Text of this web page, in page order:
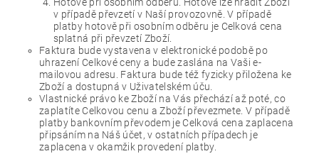
v případě převzetí v Naší provozovně. V případě
platby hotově při osobním odběru je Celková cena
splatná při převzetí Zboží.
Faktura bude vystavena v elektronické podobě po
uhrazení Celkové ceny a bude zaslána na Vaši e-
mailovou adresu. Faktura bude též fyzicky přiložena ke
Zboží a dostupná v Uživatelském úču.
Vlastnické právo ke Zboží na Vás přechází až poté, co
zaplatíte Celkovou cenu a Zboží převezmete. V případě
platby bankovním převodem je Celková cena zaplacena
připsáním na Náš účet, v ostatních případech je
zaplacena v okamžik provedení platby.